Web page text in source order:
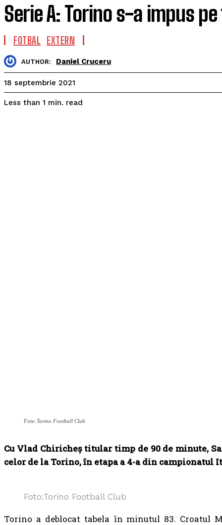
Serie A: Torino s-a impus
FOTBAL EXTERN
AUTHOR: Daniel Cruceru
18 septembrie 2021
Less than 1 min. read
Foto:Torino Football Club
Cu Vlad Chiricheş titular timp de 90 de minute,
celor de la Torino, în etapa a 4-a din campionatul
Foto:Torino Football Club
Torino a deblocat tabela în minutul 83. Croatul